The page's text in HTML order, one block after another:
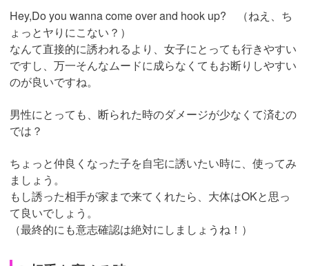
Hey,Do you wanna come over and hook up? （ねえ、ち
ょっとヤりにこない？）
なんて直接的に誘われるより、女子にとっても行きやすい
ですし、万一そんなムードに成らなくてもお断りしやすい
のが良いですね。
男性にとっても、断られた時のダメージが少なくて済むの
では？
ちょっと仲良くなった子を自宅に誘いたい時に、使ってみ
ましょう。
もし誘った相手が家まで来てくれたら、大体はOKと思っ
て良いでしょう。
（最終的にも意志確認は絶対にしましょうね！）